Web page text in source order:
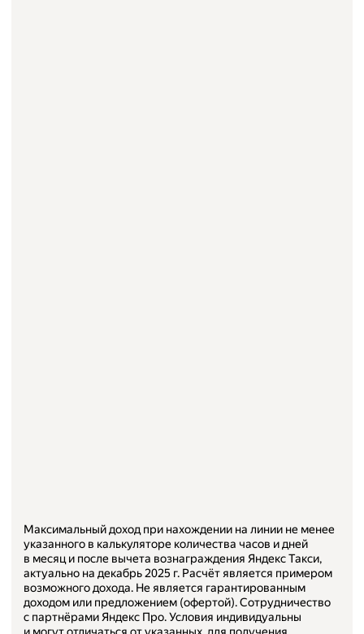
Максимальный доход при нахождении на линии не менее
указанного в калькуляторе количества часов и дней
в месяц и после вычета вознаграждения Яндекс Такси,
актуально на декабрь 2025 г. Расчёт является примером
возможного дохода. Не является гарантированным
доходом или предложением (офертой). Сотрудничество
с партнёрами Яндекс Про. Условия индивидуальны
и могут отличаться от указанных, для получения